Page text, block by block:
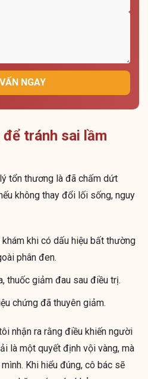
NGAY
tránh sai lầm
tổn thương là đã chấm dứt
không thay đổi lối sống, nguy
khi có dấu hiệu bất thường
phân đen.
thuốc giảm đau sau điều trị.
chứng đã thuyên giảm.
nhận ra rằng điều khiến người
là một quyết định vội vàng, mà
Khi hiểu đúng, cô bác sẽ